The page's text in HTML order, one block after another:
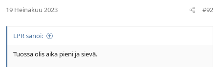
19 Heinäkuu 2023 #92
LPR sanoi:
Tuossa olis aika pieni ja sievä.